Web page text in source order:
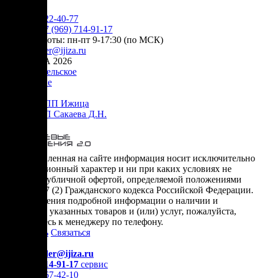
+7 (905) 222-40-77
+7 (969) 714-91-17
режим работы: пн-пт 9-17:30 (по МСК)
order@ijiza.ru
© ИЖИЦА 2026
Пользовательское
соглашение
Оферта НПП Ижица
Оферта ИП Сакаева Д.Н.
* представленная на сайте информация носит исключительно
информационный характер и ни при каких условиях не
является публичной офертой, определяемой положениями
Статьи 437 (2) Гражданского кодекса Российской Федерации.
Для получения подробной информации о наличии и
стоимости указанных товаров и (или) услуг, пожалуйста,
обращайтесь к менеджеру по телефону.
Позвонить Связаться
order@ijiza.ru
+7 (969) 714-91-17 cервис
+7 (812) 467-42-10